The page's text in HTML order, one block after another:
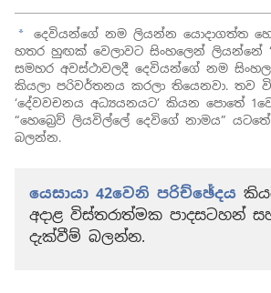
a
දෙවියන්ගේ නම ලියන්න යොදාගත්ත
හතර හුඟක් වෙලාවට සිංහලෙන් ලියන්නේ
සමහර අවස්ථාවලදී දෙවියන්ගේ නම සිංහල
කියලා පරිවර්තනය කරලා තියෙනවා. තව
‘දේවවචනය අධ්‍යයනයට’ කියන පොතේ
“හෙබ්‍රෙව් ලියවිල්ලේ දෙවිගේ නාමය”
බලන්න.
යෙසායා 42වෙනි පරිච්ඡේදය
අදාළ විස්තරාත්මක පාදසටහන්
දැක්වීම් බලන්න.